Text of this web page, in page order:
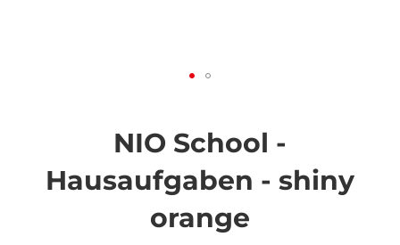
springen
NIO School -
Hausaufgaben - shiny
orange